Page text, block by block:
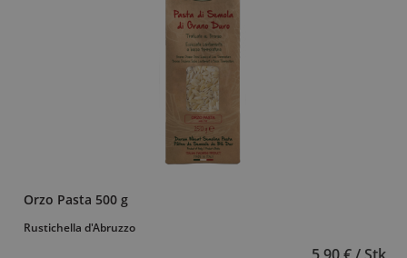
Orzo Pasta 500 g
Rustichella d'Abruzzo
5,90 € / Stk